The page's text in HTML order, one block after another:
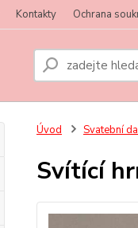
Kontakty Ochrana
Úvod Svatební
Svítící